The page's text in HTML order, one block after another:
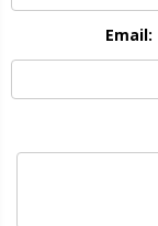
Email: